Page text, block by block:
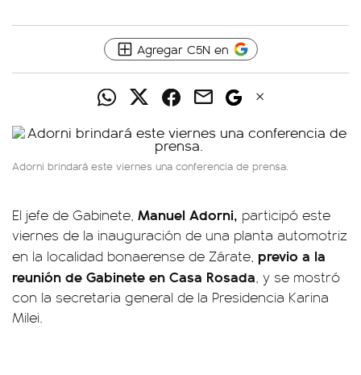
Agregar C5N en
Adorni brindará este viernes una conferencia de prensa.
El jefe de Gabinete, Manuel Adorni, participó este
viernes de la inauguración de una planta automotriz
en la localidad bonaerense de Zárate, previo a la
reunión de Gabinete en Casa Rosada, y se mostró
con la secretaria general de la Presidencia Karina
Milei.